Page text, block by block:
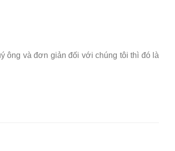
ông và đơn giản đối với chúng tôi thì đó là